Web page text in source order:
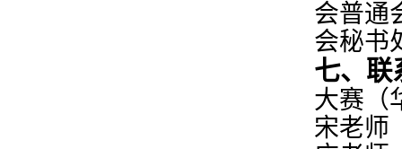
会普通
会秘书
七、联
大赛 （
宋老师